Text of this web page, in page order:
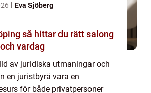
Eva Sjöberg
rätt salong
vardag
av juridiska utmaningar och
en juristbyrå vara en
för både privatpersoner